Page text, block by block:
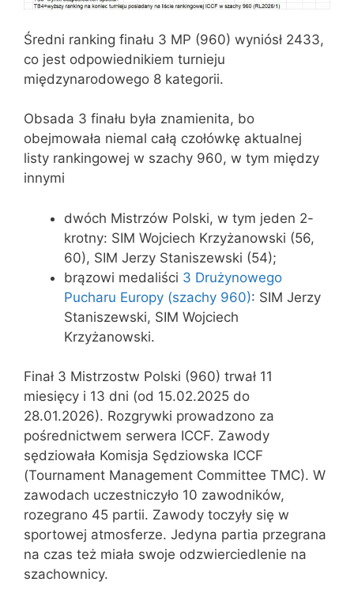
Średni ranking finału 3 MP (960) wyniósł 2433,
co jest odpowiednikiem turnieju
międzynarodowego 8 kategorii.
Obsada 3 finału była znamienita, bo
obejmowała niemal całą czołówkę aktualnej
listy rankingowej w szachy 960, w tym między
innymi
dwóch Mistrzów Polski, w tym jeden 2-
krotny: SIM Wojciech Krzyżanowski (56,
60), SIM Jerzy Staniszewski (54);
brązowi medaliści 3 Drużynowego
Pucharu Europy (szachy 960): SIM Jerzy
Staniszewski, SIM Wojciech
Krzyżanowski.
Finał 3 Mistrzostw Polski (960) trwał 11
miesięcy i 13 dni (od 15.02.2025 do
28.01.2026). Rozgrywki prowadzono za
pośrednictwem serwera ICCF. Zawody
sędziowała Komisja Sędziowska ICCF
(Tournament Management Committee TMC). W
zawodach uczestniczyło 10 zawodników,
rozegrano 45 partii. Zawody toczyły się w
sportowej atmosferze. Jedyna partia przegrana
na czas też miała swoje odzwierciedlenie na
szachownicy.